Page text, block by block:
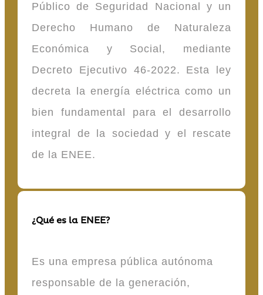
Público de Seguridad Nacional y un
Derecho Humano de Naturaleza
Económica y Social, mediante
Decreto Ejecutivo 46-2022. Esta ley
decreta la energía eléctrica como un
bien fundamental para el desarrollo
integral de la sociedad y el rescate
de la ENEE.
¿Qué es la ENEE?
Es una empresa pública autónoma
responsable de la generación,